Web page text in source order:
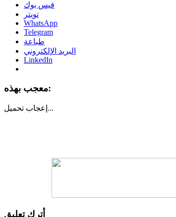
فيس بوك
تويتر
WhatsApp
Telegram
طباعة
البريد الإلكتروني
LinkedIn
معجب بهذه:
إعجاب تحميل...
أترك تعليق